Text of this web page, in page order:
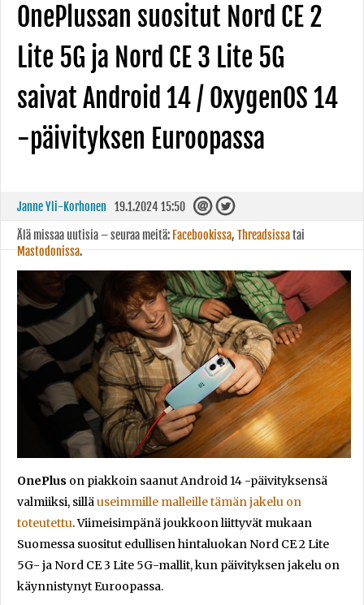
OnePlussan suositut Nord CE 2
Lite 5G ja Nord CE 3 Lite 5G
saivat Android 14 / OxygenOS 14
-päivityksen Euroopassa
Janne Yli-Korhonen 19.1.2024 15:50
Älä missaa uutisia – seuraa meitä: Facebookissa, Threadsissatai
Mastodonissa.
OnePlus on piakkoin saanut Android 14 -päivityksensä
valmiiksi, silläuseimmille malleille tämän jakelu on
toteutettu. Viimeisimpänä joukkoon liittyvät mukaan
Suomessa suositut edullisen hintaluokan Nord CE 2 Lite
5G- ja Nord CE 3 Lite 5G-mallit, kun päivityksen jakelu on
käynnistynyt Euroopassa.